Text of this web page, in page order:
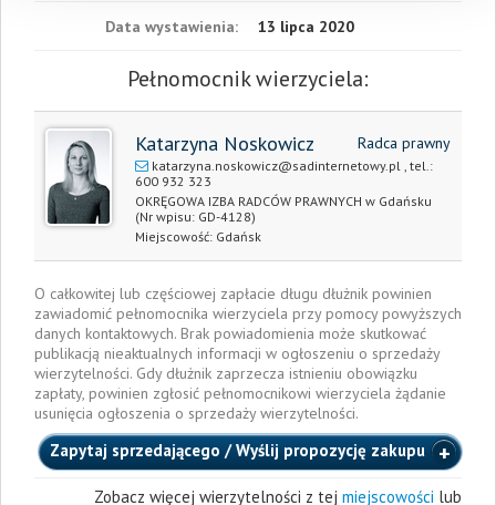
Data wystawienia: 13 lipca 2020
Pełnomocnik wierzyciela:
Katarzyna Noskowicz Radca prawny
katarzyna.noskowicz@sadinternetowy.pl , tel.:
600 932 323
OKRĘGOWA IZBA RADCÓW PRAWNYCH w Gdańsku
(Nr wpisu: GD-4128)
Miejscowość: Gdańsk
O całkowitej lub częściowej zapłacie długu dłużnik powinien
zawiadomić pełnomocnika wierzyciela przy pomocy powyższych
danych kontaktowych. Brak powiadomienia może skutkować
publikacją nieaktualnych informacji w ogłoszeniu o sprzedaży
wierzytelności. Gdy dłużnik zaprzecza istnieniu obowiązku
zapłaty, powinien zgłosić pełnomocnikowi wierzyciela żądanie
usunięcia ogłoszenia o sprzedaży wierzytelności.
Zapytaj sprzedającego / Wyślij propozycję zakupu
Zobacz więcej wierzytelności z tej miejscowości lub